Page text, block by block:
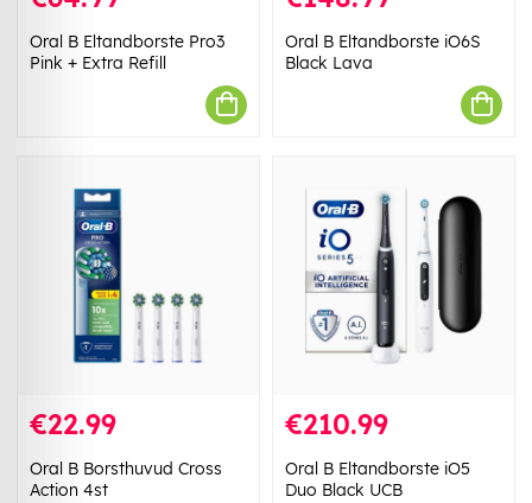
Oral B Eltandborste Pro3
Pink + Extra Refill
Oral B Eltandborste iO6S
Black Lava
€22.99
Oral B Borsthuvud Cross
Action 4st
€210.99
Oral B Eltandborste iO5
Duo Black UCB